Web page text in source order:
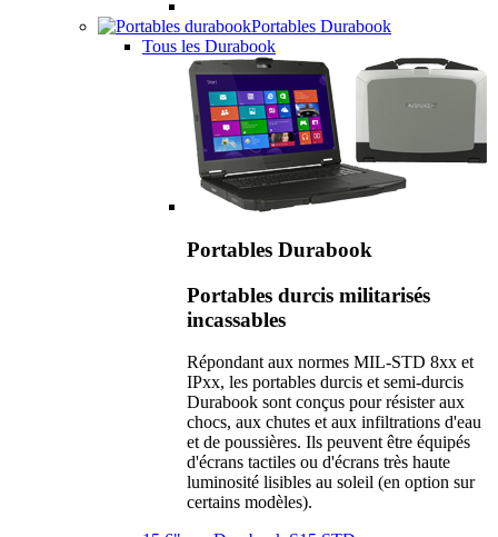
Portables Durabook
Tous les Durabook
Portables Durabook
Portables durcis militarisés
incassables
Répondant aux normes MIL-STD 8xx et
IPxx, les portables durcis et semi-durcis
Durabook sont conçus pour résister aux
chocs, aux chutes et aux infiltrations d'eau
et de poussières. Ils peuvent être équipés
d'écrans tactiles ou d'écrans très haute
luminosité lisibles au soleil (en option sur
certains modèles).